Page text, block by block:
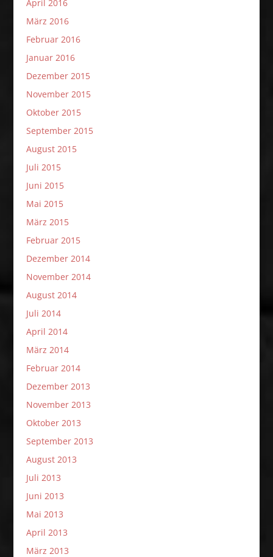
April 2016
März 2016
Februar 2016
Januar 2016
Dezember 2015
November 2015
Oktober 2015
September 2015
August 2015
Juli 2015
Juni 2015
Mai 2015
März 2015
Februar 2015
Dezember 2014
November 2014
August 2014
Juli 2014
April 2014
März 2014
Februar 2014
Dezember 2013
November 2013
Oktober 2013
September 2013
August 2013
Juli 2013
Juni 2013
Mai 2013
April 2013
März 2013